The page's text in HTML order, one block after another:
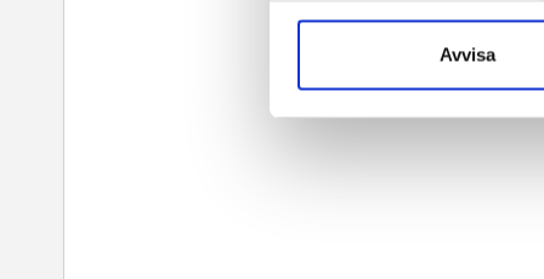
Avvisa